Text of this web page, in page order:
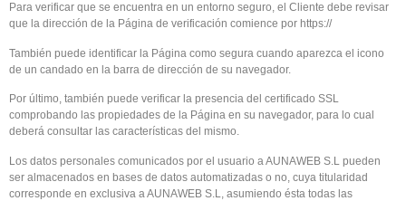
Para verificar que se encuentra en un entorno seguro, el Cliente debe revisar
que la dirección de la Página de verificación comience por https://
También puede identificar la Página como segura cuando aparezca el icono
de un candado en la barra de dirección de su navegador.
Por último, también puede verificar la presencia del certificado SSL
comprobando las propiedades de la Página en su navegador, para lo cual
deberá consultar las características del mismo.
Los datos personales comunicados por el usuario a AUNAWEB S.L pueden
ser almacenados en bases de datos automatizadas o no, cuya titularidad
corresponde en exclusiva a AUNAWEB S.L, asumiendo ésta todas las